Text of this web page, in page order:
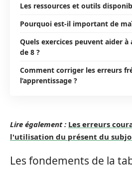
Les ressources et outils
Pourquoi est-il important de
Quels exercices peuvent aider
de 8 ?
Comment corriger les erreurs
l’apprentissage ?
Lire également : Les erreurs
l'utilisation du présent du
Les fondements de la